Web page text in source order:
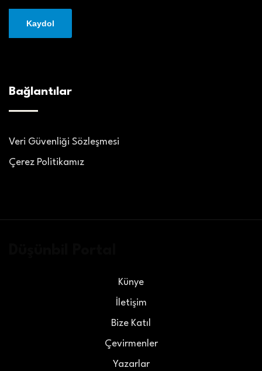
Bağlantılar
Veri Güvenliği Sözleşmesi
Çerez Politikamız
Künye
İletişim
Bize Katıl
Çevirmenler
Yazarlar